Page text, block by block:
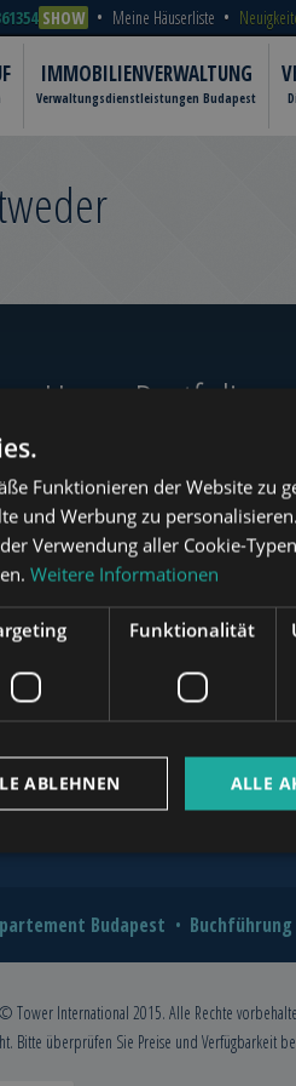
SHOW Meine Häuserliste
IMMOBILIENVERWALTUNG
Verwaltungsdienstleistungen Budapest
Unser Portfolio
www.tower-investments.com
www.mybudapesthome.com
Budapest
Tower International 2015. Alle Rechte
Bitte überprüfen Sie Preise und Verfügbarkeit
Funktionieren der Website zu
und Werbung zu
Verwendung aller Cookie-
Weitere Informationen
Funktionalität
ALLE
ABLEHNEN